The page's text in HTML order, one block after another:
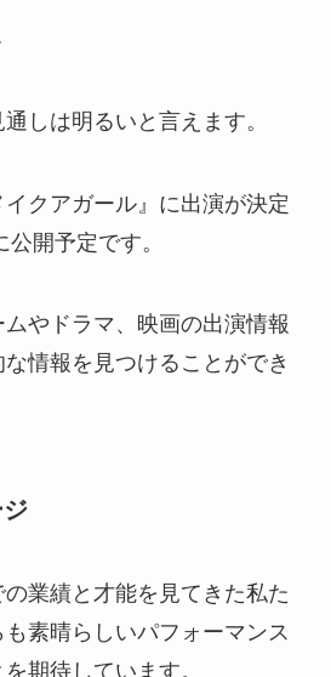
しは明るいと言えます。
クアガール』に出演が決定
開予定です。
やドラマ、映画の出演情報
情報を見つけることができ
業績と才能を見てきた私た
素晴らしいパフォーマンス
期待しています。